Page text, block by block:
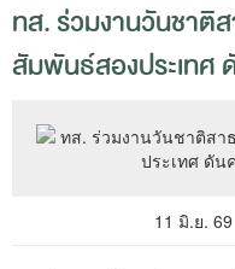
ทส. ร่วมงานวันชาติ
สัมพันธ์สองประเทศ
11 มิ.ย. 69